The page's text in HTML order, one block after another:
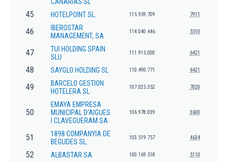
45 HOTELPOINT SL. 115.959.709 7911
46
IBEROSTAR
MANAGEMENT, SA.
114.040.446 5510
47
TUI HOLDING SPAIN
SLU
111.915.000 6421
48 SAYGLO HOLDING SL 110.490.771 6421
49
BARCELO GESTION
HOTELERA SL
107.025.352 7020
50
EMAYA EMPRESA
MUNICIPAL D'AIGUES
I CLAVEGUERAM SA
106.978.039 3600
51
1898 COMPANYIA DE
BEGUDES SL.
103.519.757 4634
52 ALBASTAR SA. 100.169.518 5110